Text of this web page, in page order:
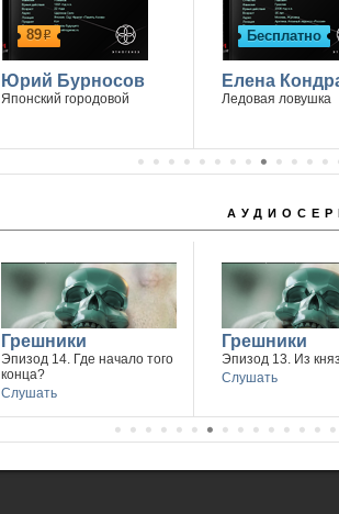
89р
Юрий Бурносов
Японский городовой
Бесплатно
Елена
Ледовая ловушка
Грешники
Эпизод 14. Где начало того
конца?
Слушать
Грешники
Эпизод 13. Из
Слушать